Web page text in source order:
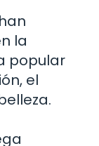
la
popular
el